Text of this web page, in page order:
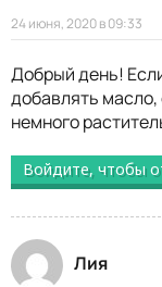
24 июня, 2020 в 09:33
Добрый день!
добавлять
немного
Войдите, чтобы
Лия